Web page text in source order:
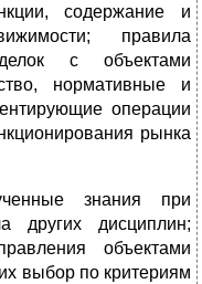
содержание и
правила
с объектами
нормативные и
операции
рынка
знания при
других дисциплин;
объектами
выбор по критериям